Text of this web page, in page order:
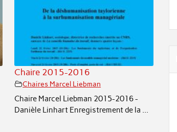
Chaire 2015-2016
Chaires Marcel Liebman
Chaire Marcel Liebman 2015-2016 -
Danièle Linhart Enregistrement de la ...